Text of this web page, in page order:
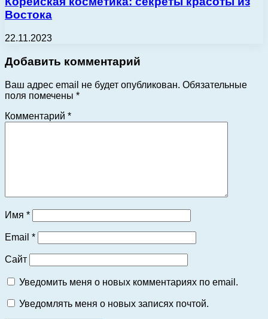
Востока
22.11.2023
Добавить комментарий
Ваш адрес email не будет опубликован. Обязательные
поля помечены *
Комментарий *
Имя *
Email *
Сайт
Уведомить меня о новых комментариях по email.
Уведомлять меня о новых записях почтой.